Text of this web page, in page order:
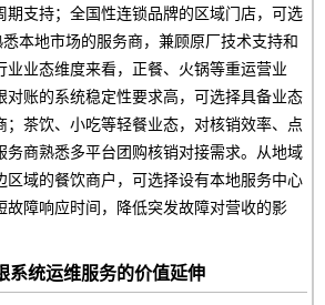
期支持；全国性连锁品牌的区域门店，可选
本地市场的服务商，兼顾原厂技术支持和
业业态维度来看，正餐、火锅等重运营业
对账的系统稳定性要求高，可选择具备业态
；茶饮、小吃等轻餐业态，对核销效率、点
务商熟悉多平台团购核销对接需求。从地域
区域的餐饮商户，可选择设有本地服务中心
故障响应时间，降低突发故障对营收的影
系统运维服务的价值延伸